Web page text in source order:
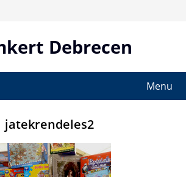
Debrecen
Menu
jatekrendeles2